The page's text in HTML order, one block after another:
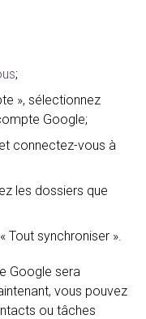
;
», sélectionnez
Google;
connectez-vous à
les dossiers que
Tout synchroniser ».
Google sera
vous pouvez
ou tâches